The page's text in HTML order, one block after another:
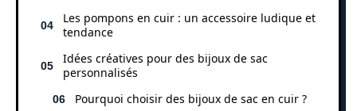
Les pompons en cuir : un accessoire ludique et
tendance
Idées créatives pour des bijoux de sac
personnalisés
Pourquoi choisir des bijoux de sac en cuir ?